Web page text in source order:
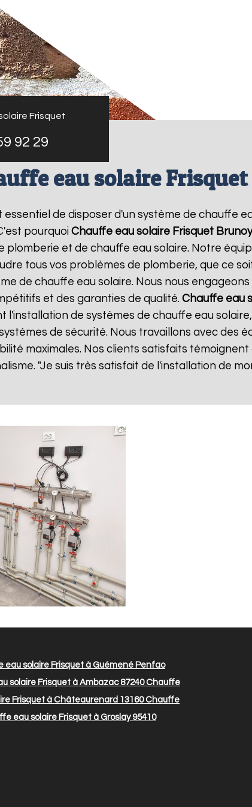
Frisquet
92 29
eau solaire
essentiel de disposer d'un système de chauffe
pourquoi Chauffe eau solaire Frisquet Brunoy
plomberie et de chauffe eau solaire. Notre
tous vos problèmes de plomberie, que ce
de chauffe eau solaire. Nous nous
et des garanties de qualité. Chauffe eau
l'installation de systèmes de chauffe eau
de sécurité. Nous travaillons avec des
maximales. Nos clients satisfaits
"Je suis très satisfait de l'installation de
eau solaire Frisquet à Guémené Penfao
solaire Frisquet à Ambazac 87240Chauffe
Frisquet à Châteaurenard 13160Chauffe
eau solaire Frisquet à Groslay 95410